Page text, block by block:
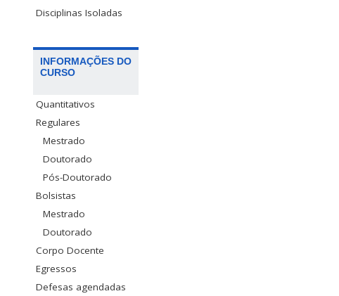
Disciplinas Isoladas
INFORMAÇÕES DO
CURSO
Quantitativos
Regulares
Mestrado
Doutorado
Pós-Doutorado
Bolsistas
Mestrado
Doutorado
Corpo Docente
Egressos
Defesas agendadas